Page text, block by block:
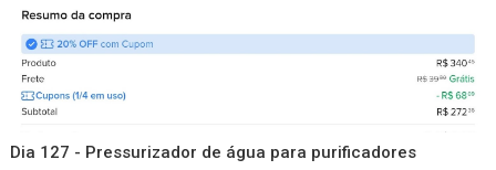
Dia 127 - Pressurizador de água para purificadores